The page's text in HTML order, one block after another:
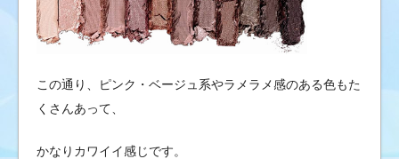
この通り、ピンク・ベージュ系やラメラメ感のある色もた
くさんあって、
かなりカワイイ感じです。